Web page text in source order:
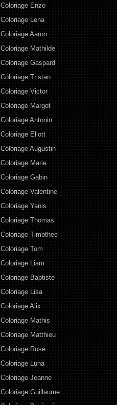
Coloriage Enzo
Coloriage Lena
Coloriage Aaron
Coloriage Mathilde
Coloriage Gaspard
Coloriage Tristan
Coloriage Victor
Coloriage Margot
Coloriage Antonin
Coloriage Eliott
Coloriage Augustin
Coloriage Marie
Coloriage Gabin
Coloriage Valentine
Coloriage Yanis
Coloriage Thomas
Coloriage Timothee
Coloriage Tom
Coloriage Liam
Coloriage Baptiste
Coloriage Lisa
Coloriage Alix
Coloriage Mathis
Coloriage Matthieu
Coloriage Rose
Coloriage Luna
Coloriage Jeanne
Coloriage Guillaume